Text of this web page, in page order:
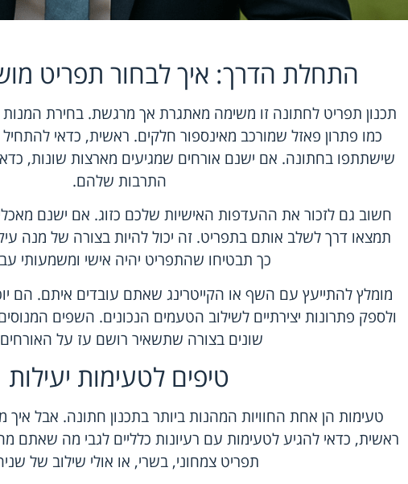
התחלת הדרך: איך לבחור תפריט
תכנון תפריט לחתונה זו משימה מאתגרת אך מרגשת. בחירת המנות
כמו פתרון פאזל שמורכב מאינספור חלקים. ראשית, כדאי
שישתתפו בחתונה. אם ישנם אורחים שמגיעים מארצות שונות,
התרבות שלהם.
חשוב גם לזכור את ההעדפות האישיות שלכם כזוג. אם ישנם
תמצאו דרך לשלב אותם בתפריט. זה יכול להיות בצורה של מנה
כך תבטיחו שהתפריט יהיה אישי ומשמעותי
מומלץ להתייעץ עם השף או הקייטרינג שאתם עובדים איתם. הם
ולספק פתרונות יצירתיים לשילוב הטעמים הנכונים. השפים
שונים בצורה שתשאיר רושם עז על
טיפים לטעימות יעילות
טעימות הן אחת החוויות המהנות ביותר בתכנון חתונה. אבל איך
ראשית, כדאי להגיע לטעימות עם רעיונות כלליים לגבי מה
תפריט צמחוני, בשרי, או אולי שילוב של